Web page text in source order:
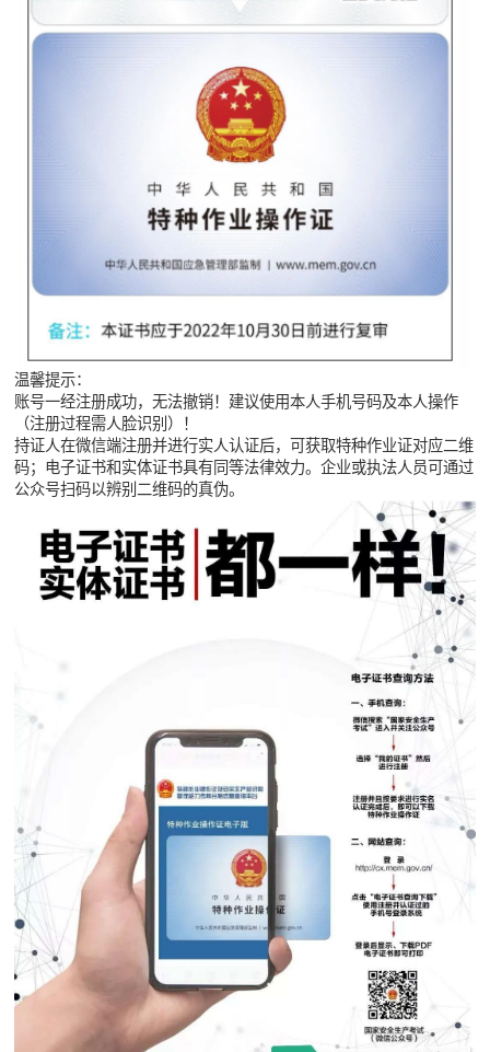
温馨提示：
账号一经注册成功，无法撤销！建议使用本人手机号码及本人操作
（注册过程需人脸识别）！
持证人在微信端注册并进行实人认证后，可获取特种作业证对应二维
码；电子证书和实体证书具有同等法律效力。企业或执法人员可通过
公众号扫码以辨别二维码的真伪。